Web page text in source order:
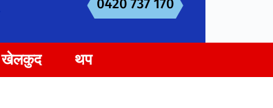
खेलकुद थप